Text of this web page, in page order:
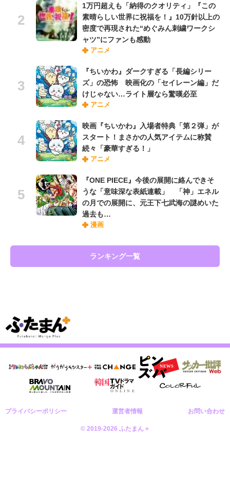
1万円超えも「納得のクオリティ」『この
素晴らしい世界に祝福を！』10万針以上の
密度で再現された“めぐみん刺繍ワークシ
ャツ”にファンも感動
アニメ
『ちいかわ』ダークすぎる「長編シリー
ズ」の恐怖 映画化の「セイレーン編」だ
けじゃない…ライト層なら驚嘆必至
アニメ
映画『ちいかわ』入場者特典「第２弾」が
スタート！まさかの人気アイテムに称賛
続々「豪華すぎる！」
アニメ
『ONE PIECE』今後の展開に絡んできそ
うな「意味深な表紙連載」 「神」エネル
の月での展開に、元王下七武海の謎めいた
過去も…
漫画
ランキング一覧
プライバシーポリシー 運営者情報 お問い合わせ
© 2019-2026 ふたまん＋